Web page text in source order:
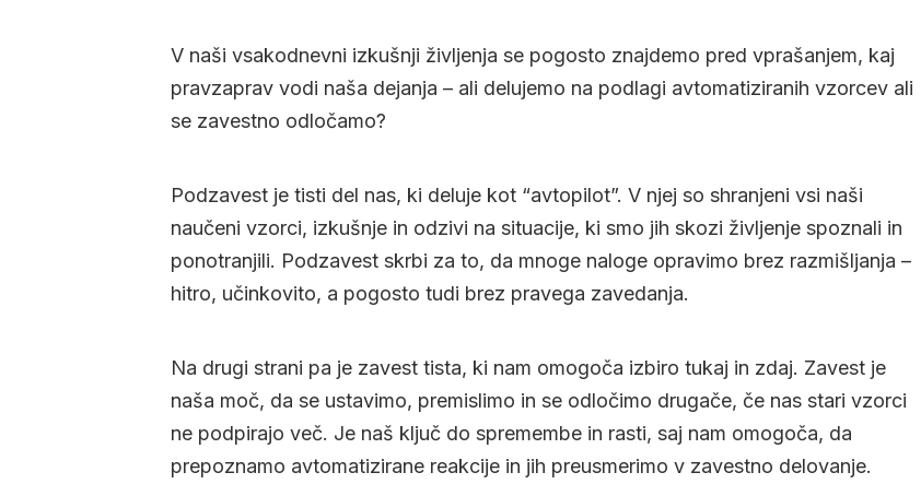
V naši vsakodnevni izkušnji življenja se pogosto znajdemo pred vprašanjem, kaj
pravzaprav vodi naša dejanja – ali delujemo na podlagi avtomatiziranih vzorcev ali
se zavestno odločamo?
Podzavest je tisti del nas, ki deluje kot “avtopilot”. V njej so shranjeni vsi naši
naučeni vzorci, izkušnje in odzivi na situacije, ki smo jih skozi življenje spoznali in
ponotranjili. Podzavest skrbi za to, da mnoge naloge opravimo brez razmišljanja –
hitro, učinkovito, a pogosto tudi brez pravega zavedanja.
Na drugi strani pa je zavest tista, ki nam omogoča izbiro tukaj in zdaj. Zavest je
naša moč, da se ustavimo, premislimo in se odločimo drugače, če nas stari vzorci
ne podpirajo več. Je naš ključ do spremembe in rasti, saj nam omogoča, da
prepoznamo avtomatizirane reakcije in jih preusmerimo v zavestno delovanje.